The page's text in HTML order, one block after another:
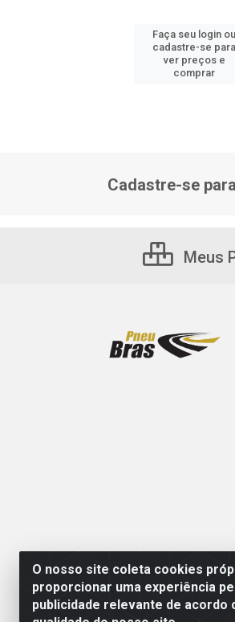
Faça seu login ou
cadastre-se para
ver preços e
comprar
O nosso site coleta cookies
proporcionar uma experiência
publicidade relevante de
Cadastre-se
Meus
PneuBras -